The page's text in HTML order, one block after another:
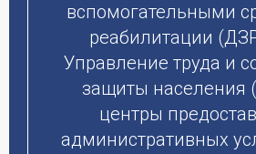
вспомогательными
реабилитации
Управление труда и
защиты населения
центры
административных